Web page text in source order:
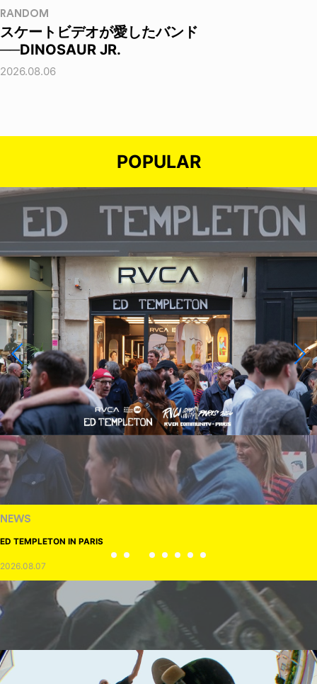
RANDOM
スケートビデオが愛したバンド
──DINOSAUR JR.
2026.08.06
POPULAR
NEWS
ED TEMPLETON IN PARIS
2026.08.07